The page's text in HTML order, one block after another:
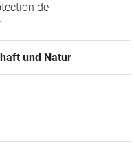
de
und Natur